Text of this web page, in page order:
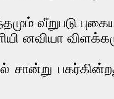
வீறுபடு
னவியா
சான்று